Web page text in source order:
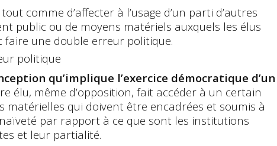
comme d’affecter à l’usage d’un parti d’autres
public ou de moyens matériels auxquels les élus
faire une double erreur politique.
politique
qu’implique l’exercice démocratique d’un
élu, même d’opposition, fait accéder à un certain
matérielles qui doivent être encadrées et soumis à
par rapport à ce que sont les institutions
et leur partialité.